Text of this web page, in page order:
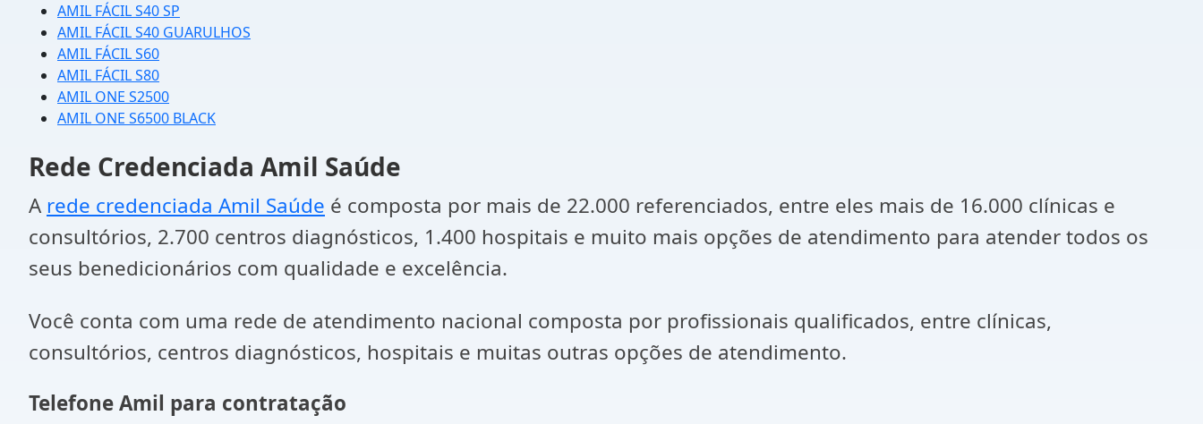
AMIL FÁCIL S40 SP
AMIL FÁCIL S40 GUARULHOS
AMIL FÁCIL S60
AMIL FÁCIL S80
AMIL ONE S2500
AMIL ONE S6500 BLACK
Rede Credenciada Amil Saúde
A rede credenciada Amil Saúde é composta por mais de 22.000 referenciados, entre eles mais de 16.000 clínicas e
consultórios, 2.700 centros diagnósticos, 1.400 hospitais e muito mais opções de atendimento para atender todos os
seus benedicionários com qualidade e excelência.
Você conta com uma rede de atendimento nacional composta por profissionais qualificados, entre clínicas,
consultórios, centros diagnósticos, hospitais e muitas outras opções de atendimento.
Telefone Amil para contratação